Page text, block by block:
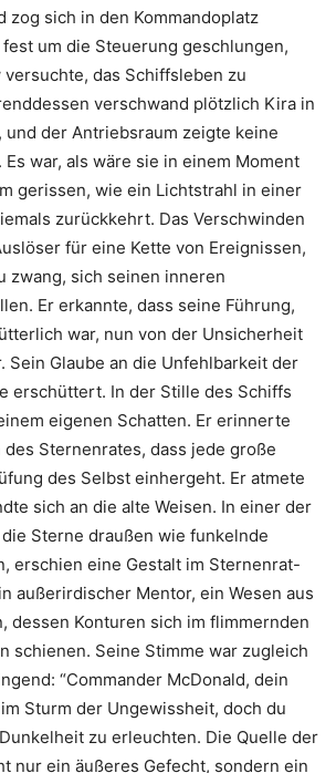
zog sich in den Kommandoplatz
um die Steuerung geschlungen,
das Schiffsleben zu
verschwand plötzlich Kira in
und der Antriebsraum zeigte keine
war, als wäre sie in einem Moment
gerissen, wie ein Lichtstrahl in einer
zurückkehrt. Das Verschwinden
für eine Kette von Ereignissen,
zwang, sich seinen inneren
Er erkannte, dass seine Führung,
war, nun von der Unsicherheit
Sein Glaube an die Unfehlbarkeit der
erschüttert. In der Stille des Schiffs
eigenen Schatten. Er erinnerte
des Sternenrates, dass jede große
des Selbst einhergeht. Er atmete
sich an die alte Weisen. In einer der
Sterne draußen wie funkelnde
erschien eine Gestalt im Sternenrat-
außerirdischer Mentor, ein Wesen aus
dessen Konturen sich im flimmernden
schienen. Seine Stimme war zugleich
“Commander McDonald, dein
Sturm der Ungewissheit, doch du
zu erleuchten. Die Quelle der
nur ein äußeres Gefecht, sondern ein